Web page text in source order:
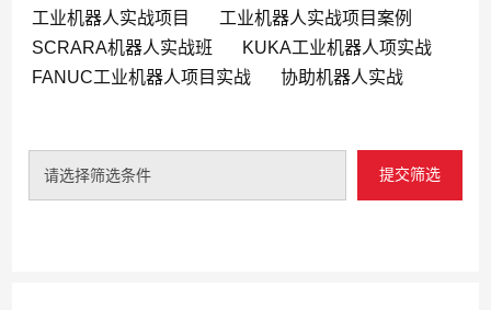
工业机器人实战项目
工业机器人实战项目案例
SCRARA机器人实战班
KUKA工业机器人项实战
FANUC工业机器人项目实战
协助机器人实战
请选择筛选条件 提交筛选